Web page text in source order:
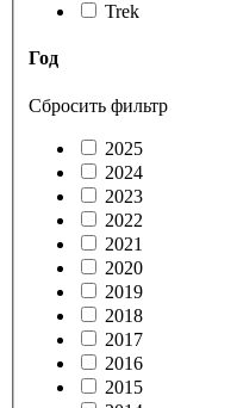
Trek
Год
Сбросить фильтр
2025
2024
2023
2022
2021
2020
2019
2018
2017
2016
2015